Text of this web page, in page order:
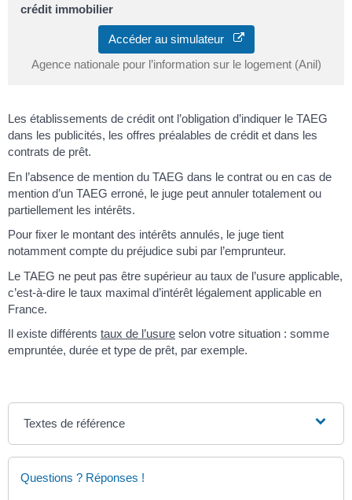
crédit immobilier
Accéder au simulateur
Agence nationale pour l’information sur le logement (Anil)
Les établissements de crédit ont l’obligation d’indiquer le TAEG
dans les publicités, les offres préalables de crédit et dans les
contrats de prêt.
En l’absence de mention du TAEG dans le contrat ou en cas de
mention d’un TAEG erroné, le juge peut annuler totalement ou
partiellement les intérêts.
Pour fixer le montant des intérêts annulés, le juge tient
notamment compte du préjudice subi par l’emprunteur.
Le TAEG ne peut pas être supérieur au taux de l’usure applicable,
c’est-à-dire le taux maximal d’intérêt légalement applicable en
France.
Il existe différents taux de l’usure selon votre situation : somme
empruntée, durée et type de prêt, par exemple.
Textes de référence
Questions ? Réponses !